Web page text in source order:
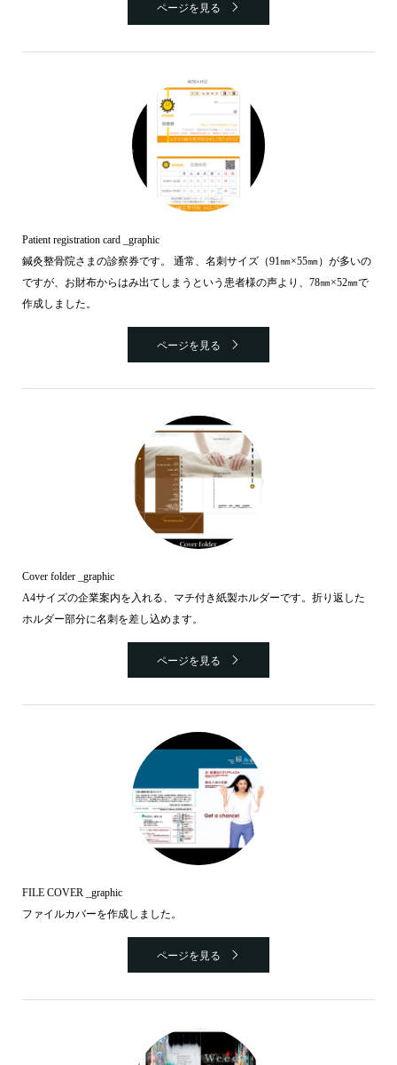
ページを見る
Patient registration card _graphic
鍼灸整骨院さまの診察券です。 通常、名刺サイズ（91㎜×55㎜）が多いの
ですが、お財布からはみ出てしまうという患者様の声より、78㎜×52㎜で
作成しました。
ページを見る
Cover folder _graphic
A4サイズの企業案内を入れる、マチ付き紙製ホルダーです。折り返した
ホルダー部分に名刺を差し込めます。
ページを見る
FILE COVER _graphic
ファイルカバーを作成しました。
ページを見る